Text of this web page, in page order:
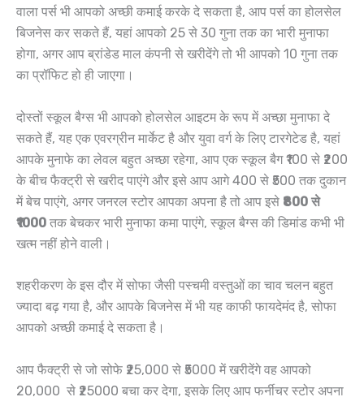
वाला पर्स भी आपको अच्छी कमाई करके दे सकता है, आप पर्स का होलसेल
बिजनेस कर सकते हैं, यहां आपको 25 से 30 गुना तक का भारी मुनाफा
होगा, अगर आप ब्रांडेड माल कंपनी से खरीदेंगे तो भी आपको 10 गुना तक
का प्रॉफिट हो ही जाएगा।
दोस्तों स्कूल बैग्स भी आपको होलसेल आइटम के रूप में अच्छा मुनाफा दे
सकते हैं, यह एक एवरग्रीन मार्केट है और युवा वर्ग के लिए टारगेटेड है, यहां
आपके मुनाफे का लेवल बहुत अच्छा रहेगा, आप एक स्कूल बैग ₹100 से ₹200
के बीच फैक्ट्री से खरीद पाएंगे और इसे आप आगे 400 से ₹500 तक दुकान
में बेच पाएंगे, अगर जनरल स्टोर आपका अपना है तो आप इसे ₹800 से
₹1000 तक बेचकर भारी मुनाफा कमा पाएंगे, स्कूल बैग्स की डिमांड कभी भी
खत्म नहीं होने वाली।
शहरीकरण के इस दौर में सोफा जैसी पस्चमी वस्तुओं का चाव चलन बहुत
ज्यादा बढ़ गया है, और आपके बिजनेस में भी यह काफी फायदेमंद है, सोफा
आपको अच्छी कमाई दे सकता है।
आप फैक्ट्री से जो सोफे ₹25,000 से ₹5000 में खरीदेंगे वह आपको
20,000 से ₹25000 बचा कर देगा, इसके लिए आप फर्नीचर स्टोर अपना